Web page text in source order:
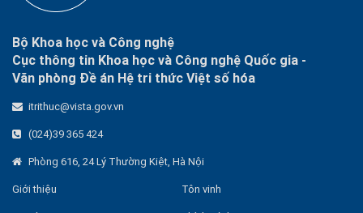
Bộ Khoa học và Công nghệ
Cục thông tin Khoa học và Công nghệ Quốc gia -
Văn phòng Đề án Hệ tri thức Việt số hóa
itrithuc@vista.gov.vn
(024)39 365 424
Phòng 616, 24 Lý Thường Kiệt, Hà Nội
Giới thiệu
Tôn vinh